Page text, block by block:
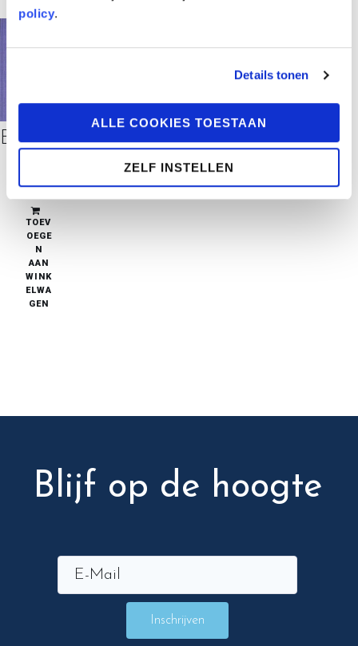
policy.
Details tonen
ALLE COOKIES TOESTAAN
ZELF INSTELLEN
Brussel in Beeldekes Luxe Uitvoering
in stock
TOEV
OEGE
N
AAN
WINK
ELWA
GEN
Blijf op de hoogte
Inschrijven